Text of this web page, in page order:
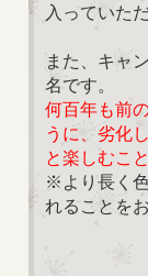
入っていた
また、キャ
名です。
何百年も前
うに、劣化
と楽しむこ
※より長く
れることを